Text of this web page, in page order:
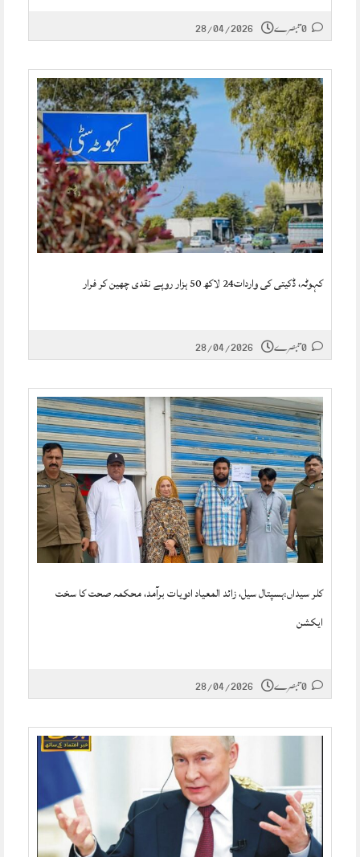
28/04/2026
کہوٹہ، ڈکیتی کی واردات24 لاکھ 50 ہزار روپے نقدی چھین کر فرار
28/04/2026
کلر سیداں:ہسپتال سیل، زائد المعیاد ادویات برآمد، محکمہ صحت کا سخت
ایکشن
28/04/2026